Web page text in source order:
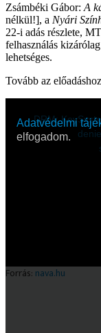
Zsámbéki Gábor: A
nélkül!], a Nyári
22-i adás részlete,
felhasználás
lehetséges.
Tovább az előadáshoz